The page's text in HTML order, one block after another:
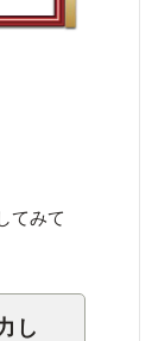
てみて
し